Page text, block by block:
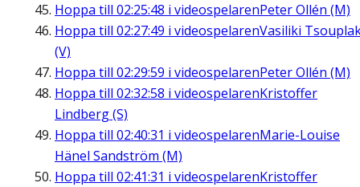
Hoppa till 02:25:48 i videospelarenPeter Ollén (M)
Hoppa till 02:27:49 i videospelarenVasiliki
(V)
Hoppa till 02:29:59 i videospelarenPeter Ollén (M)
Hoppa till 02:32:58 i videospelarenKristoffer
Lindberg (S)
Hoppa till 02:40:31 i videospelarenMarie-Louise
Hänel Sandström (M)
Hoppa till 02:41:31 i videospelarenKristoffer